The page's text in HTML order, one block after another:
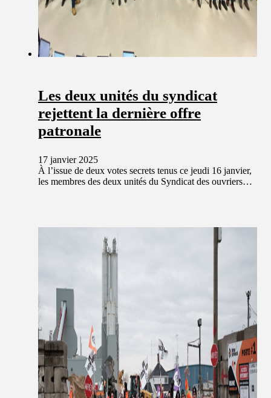
Les deux unités du syndicat
rejettent la dernière offre
patronale
17 janvier 2025
À l’issue de deux votes secrets tenus ce jeudi 16 janvier,
les membres des deux unités du Syndicat des ouvriers…